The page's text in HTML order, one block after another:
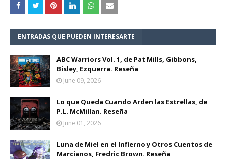
ENTRADAS QUE PUEDEN INTERESARTE
ABC Warriors Vol. 1, de Pat Mills, Gibbons,
Bisley, Ezquerra. Reseña
June 09, 2026
Lo que Queda Cuando Arden las Estrellas, de
P.L. McMillan. Reseña
June 01, 2026
Luna de Miel en el Infierno y Otros Cuentos de
Marcianos, Fredric Brown. Reseña